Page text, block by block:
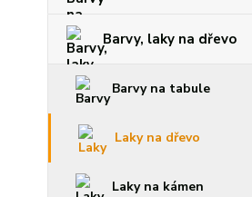
Barvy, laky na dřevo
Barvy na tabule
Laky na dřevo
Laky na kámen